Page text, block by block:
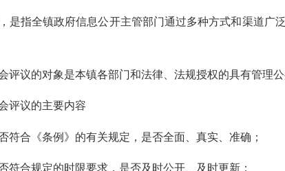
指全镇政府信息公开主管部门通过多种方式和渠道广
议的对象是本镇各部门和法律、法规授权的具有管理公
评议的主要内容
合《条例》的有关规定，是否全面、真实、准确；
合规定的时限要求，是否及时公开、及时更新；